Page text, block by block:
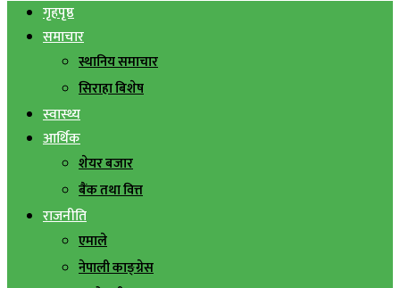
गृहपृष्ठ
समाचार
स्थानिय समाचार
सिराहा बिशेष
स्वास्थ्य
आर्थिक
शेयर बजार
बैंक तथा वित्त
राजनीति
एमाले
नेपाली काङ्ग्रेस